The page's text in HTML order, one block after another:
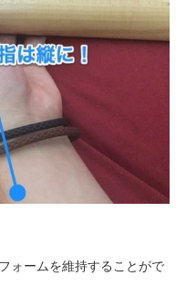
ォームを維持することがで